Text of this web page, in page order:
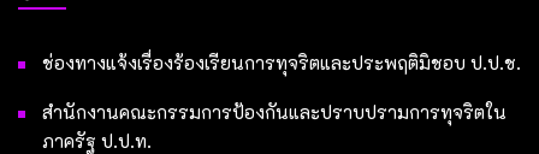
ช่องทางแจ้งเรื่องร้องเรียนการทุจริตและประพฤติมิชอบ ป.ป.ช.
สำนักงานคณะกรรมการป้องกันและปราบปรามการทุจริตใน
ภาครัฐ ป.ป.ท.